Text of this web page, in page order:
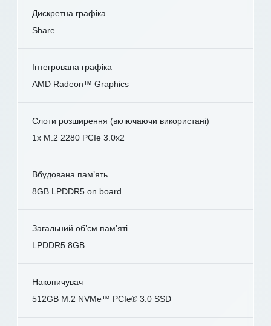
Дискретна графіка
Share
Інтегрована графіка
AMD Radeon™ Graphics
Слоти розширення (включаючи використані)
1x M.2 2280 PCIe 3.0x2
Вбудована пам’ять
8GB LPDDR5 on board
Загальний об’єм пам’яті
LPDDR5 8GB
Накопичувач
512GB M.2 NVMe™ PCIe® 3.0 SSD